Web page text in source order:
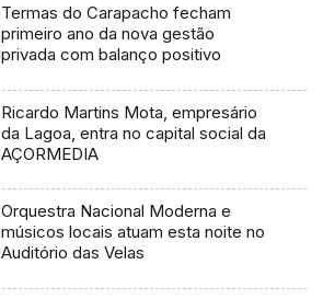
Termas do Carapacho fecham
primeiro ano da nova gestão
privada com balanço positivo
Ricardo Martins Mota, empresário
da Lagoa, entra no capital social da
AÇORMEDIA
Orquestra Nacional Moderna e
músicos locais atuam esta noite no
Auditório das Velas